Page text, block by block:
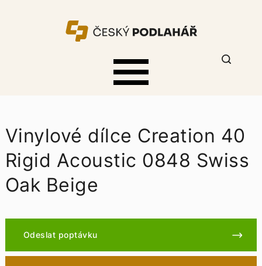
Vinylové dílce Creation 40
Rigid Acoustic 0848 Swiss
Oak Beige
Odeslat poptávku